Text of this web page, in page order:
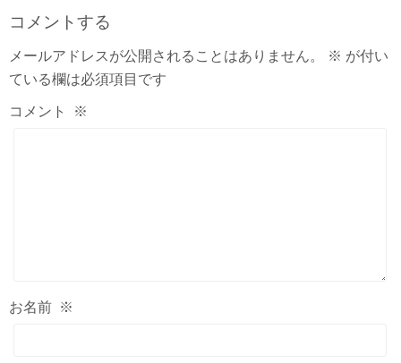
コメントする
メールアドレスが公開されることはありません。 ※ が付い
ている欄は必須項目です
コメント ※
お名前 ※